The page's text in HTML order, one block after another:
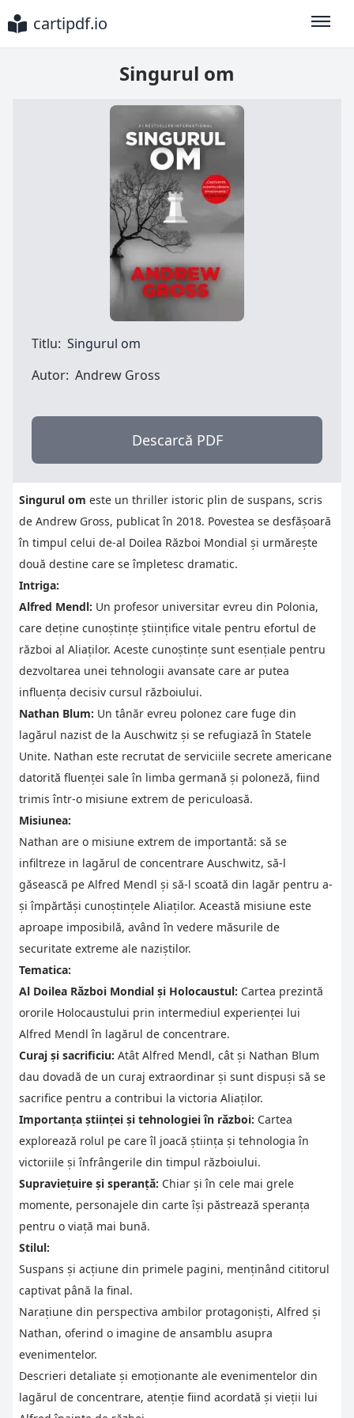
cartipdf.io
Singurul om
Titlu: Singurul om
Autor: Andrew Gross
Descarcă PDF
Singurul om este un thriller istoric plin de suspans, scris
de Andrew Gross, publicat în 2018. Povestea se desfășoară
în timpul celui de-al Doilea Război Mondial și urmărește
două destine care se împletesc dramatic.
Intriga:
Alfred Mendl: Un profesor universitar evreu din Polonia,
care deține cunoștințe științifice vitale pentru efortul de
război al Aliaților. Aceste cunoștințe sunt esențiale pentru
dezvoltarea unei tehnologii avansate care ar putea
influența decisiv cursul războiului.
Nathan Blum: Un tânăr evreu polonez care fuge din
lagărul nazist de la Auschwitz și se refugiază în Statele
Unite. Nathan este recrutat de serviciile secrete americane
datorită fluenței sale în limba germană și poloneză, fiind
trimis într-o misiune extrem de periculoasă.
Misiunea:
Nathan are o misiune extrem de importantă: să se
infiltreze in lagărul de concentrare Auschwitz, să-l
găsească pe Alfred Mendl și să-l scoată din lagăr pentru a-
și împărtăși cunoștințele Aliaților. Această misiune este
aproape imposibilă, având în vedere măsurile de
securitate extreme ale naziștilor.
Tematica:
Al Doilea Război Mondial și Holocaustul: Cartea prezintă
ororile Holocaustului prin intermediul experienței lui
Alfred Mendl în lagărul de concentrare.
Curaj și sacrificiu: Atât Alfred Mendl, cât și Nathan Blum
dau dovadă de un curaj extraordinar și sunt dispuși să se
sacrifice pentru a contribui la victoria Aliaților.
Importanța științei și tehnologiei în război: Cartea
explorează rolul pe care îl joacă știința și tehnologia în
victoriile și înfrângerile din timpul războiului.
Supraviețuire și speranță: Chiar și în cele mai grele
momente, personajele din carte își păstrează speranța
pentru o viață mai bună.
Stilul:
Suspans și acțiune din primele pagini, menținând cititorul
captivat până la final.
Narațiune din perspectiva ambilor protagoniști, Alfred și
Nathan, oferind o imagine de ansamblu asupra
evenimentelor.
Descrieri detaliate și emoționante ale evenimentelor din
lagărul de concentrare, atenție fiind acordată și vieții lui